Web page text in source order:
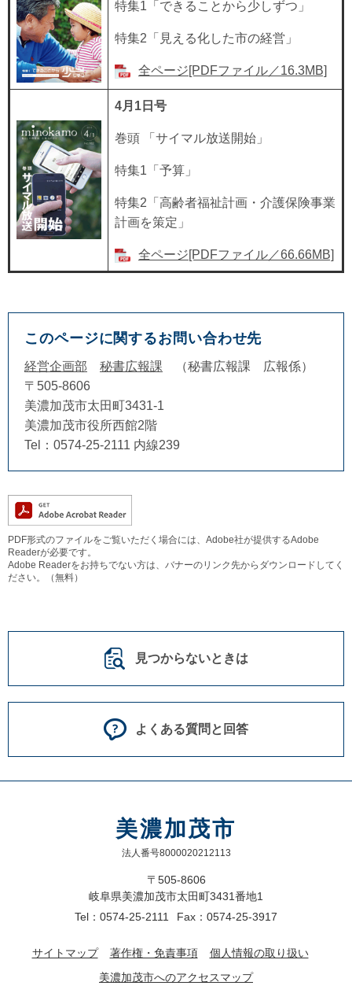
特集1「できることから少しずつ」
特集2「見える化した市の経営」
全ページ[PDFファイル／16.3MB]
4月1日号
巻頭 「サイマル放送開始」
特集1「予算」
特集2「高齢者福祉計画・介護保険事業
計画を策定」
全ページ[PDFファイル／66.66MB]
このページに関するお問い合わせ先
経営企画部 秘書広報課
秘書広報課 広報係
〒505-8606
美濃加茂市太田町3431-1
美濃加茂市役所西館2階
Tel：0574-25-2111 内線239
PDF形式のファイルをご覧いただく場合には、Adobe社が提供するAdobe
Readerが必要です。
Adobe Readerをお持ちでない方は、バナーのリンク先からダウンロードしてく
ださい。（無料）
見つからないときは
よくある質問と回答
美濃加茂市
法人番号8000020212113
〒505-8606
岐阜県美濃加茂市太田町3431番地1
Tel：0574-25-2111
Fax：0574-25-3917
サイトマップ 著作権・免責事項
個人情報の取り扱い
美濃加茂市へのアクセスマップ